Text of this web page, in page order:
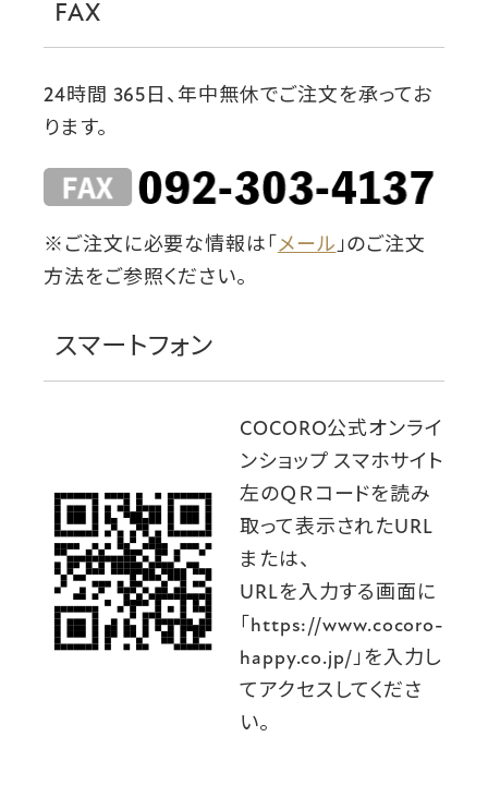
FAX
24時間 365日、年中無休でご注文を承ってお
ります。
※ご注文に必要な情報は「 メール」のご注文
方法をご参照ください。
スマートフォン
COCORO公式オンライ
ンショップ スマホサイト
左のＱＲコードを読み
取って表示されたURL
または、
URLを入力する画面に
「https://www.cocoro-
happy.co.jp/」を入力し
てアクセスしてくださ
い。